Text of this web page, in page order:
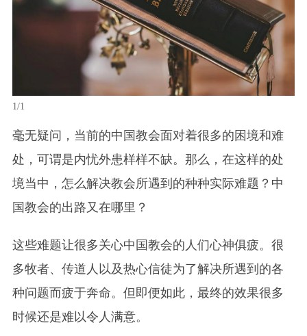
1/1
毫无疑问，当前的中国教会面对着很多的困境和难
处，可谓是内忧外患样样不缺。那么，在这样的处
境当中，怎么解决教会所遇到的种种实际难题？中
国教会的出路又在哪里？
这些难题让很多关心中国教会的人们心神俱疲。很
多牧者、传道人以及热心信徒为了解决所遇到的各
种问题而疲于奔命。但即便如此，最终的效果很多
时候还是难以令人满意。